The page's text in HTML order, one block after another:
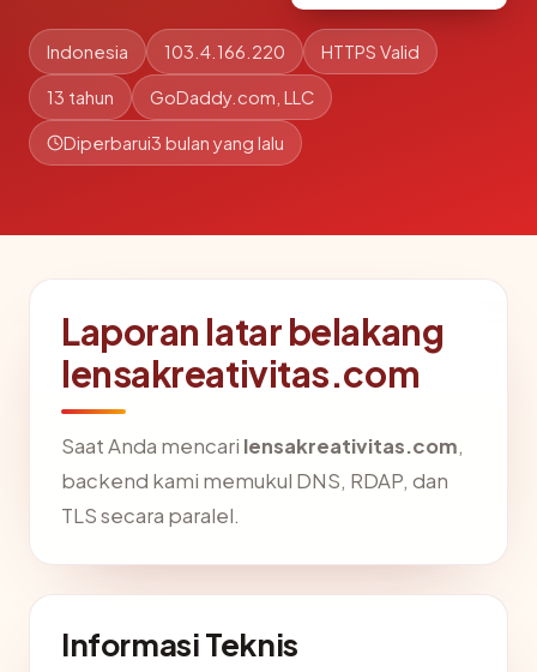
Indonesia 103.4.166.220 HTTPS Valid
13 tahun GoDaddy.com, LLC
Diperbarui3 bulan yang lalu
Laporan latar belakang
lensakreativitas.com
Saat Anda mencari lensakreativitas.com,
backend kami memukul DNS, RDAP, dan
TLS secara paralel.
Informasi Teknis